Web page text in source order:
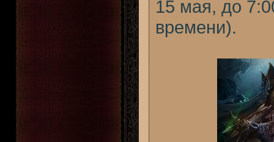
15 мая, до
времени).